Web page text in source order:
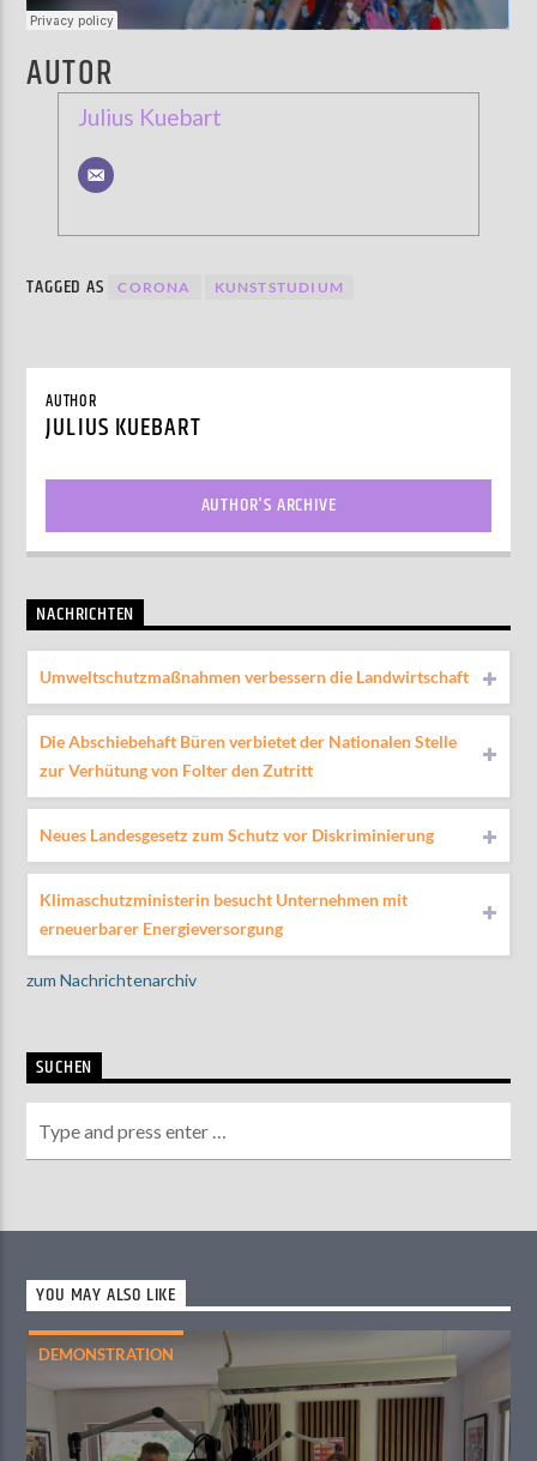
AUTOR
Julius Kuebart
TAGGED AS CORONA KUNSTSTUDIUM
AUTHOR
JULIUS KUEBART
AUTHOR'S ARCHIVE
NACHRICHTEN
Umweltschutzmaßnahmen verbessern die Landwirtschaft
Die Abschiebehaft Büren verbietet der Nationalen Stelle
zur Verhütung von Folter den Zutritt
Neues Landesgesetz zum Schutz vor Diskriminierung
Klimaschutzministerin besucht Unternehmen mit
erneuerbarer Energieversorgung
zum Nachrichtenarchiv
SUCHEN
YOU MAY ALSO LIKE
DEMONSTRATION